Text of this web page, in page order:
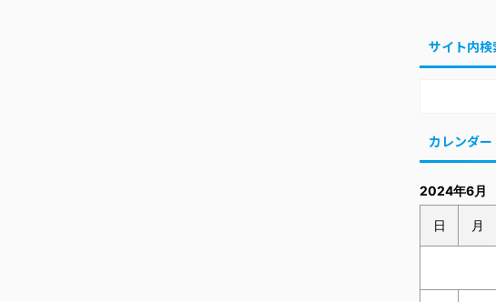
サイト内検
カレンダー
2024年6月
日 月